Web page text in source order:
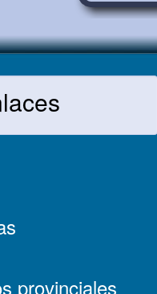
provinciales